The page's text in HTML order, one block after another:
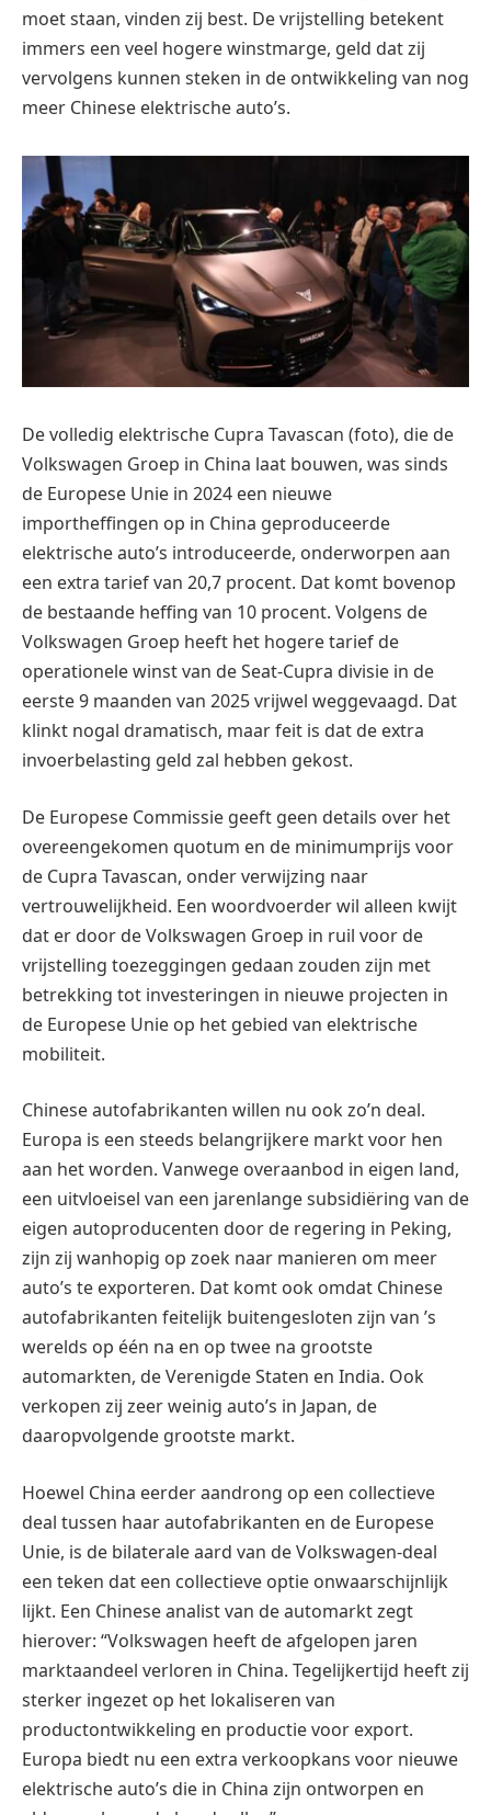
moet staan, vinden zij best. De vrijstelling betekent
immers een veel hogere winstmarge, geld dat zij
vervolgens kunnen steken in de ontwikkeling van nog
meer Chinese elektrische auto’s.
De volledig elektrische Cupra Tavascan (foto), die de
Volkswagen Groep in China laat bouwen, was sinds
de Europese Unie in 2024 een nieuwe
importheffingen op in China geproduceerde
elektrische auto’s introduceerde, onderworpen aan
een extra tarief van 20,7 procent. Dat komt bovenop
de bestaande heffing van 10 procent. Volgens de
Volkswagen Groep heeft het hogere tarief de
operationele winst van de Seat-Cupra divisie in de
eerste 9 maanden van 2025 vrijwel weggevaagd. Dat
klinkt nogal dramatisch, maar feit is dat de extra
invoerbelasting geld zal hebben gekost.
De Europese Commissie geeft geen details over het
overeengekomen quotum en de minimumprijs voor
de Cupra Tavascan, onder verwijzing naar
vertrouwelijkheid. Een woordvoerder wil alleen kwijt
dat er door de Volkswagen Groep in ruil voor de
vrijstelling toezeggingen gedaan zouden zijn met
betrekking tot investeringen in nieuwe projecten in
de Europese Unie op het gebied van elektrische
mobiliteit.
Chinese autofabrikanten willen nu ook zo’n deal.
Europa is een steeds belangrijkere markt voor hen
aan het worden. Vanwege overaanbod in eigen land,
een uitvloeisel van een jarenlange subsidiëring van de
eigen autoproducenten door de regering in Peking,
zijn zij wanhopig op zoek naar manieren om meer
auto’s te exporteren. Dat komt ook omdat Chinese
autofabrikanten feitelijk buitengesloten zijn van ’s
werelds op één na en op twee na grootste
automarkten, de Verenigde Staten en India. Ook
verkopen zij zeer weinig auto’s in Japan, de
daaropvolgende grootste markt.
Hoewel China eerder aandrong op een collectieve
deal tussen haar autofabrikanten en de Europese
Unie, is de bilaterale aard van de Volkswagen-deal
een teken dat een collectieve optie onwaarschijnlijk
lijkt. Een Chinese analist van de automarkt zegt
hierover: “Volkswagen heeft de afgelopen jaren
marktaandeel verloren in China. Tegelijkertijd heeft zij
sterker ingezet op het lokaliseren van
productontwikkeling en productie voor export.
Europa biedt nu een extra verkoopkans voor nieuwe
elektrische auto’s die in China zijn ontworpen en